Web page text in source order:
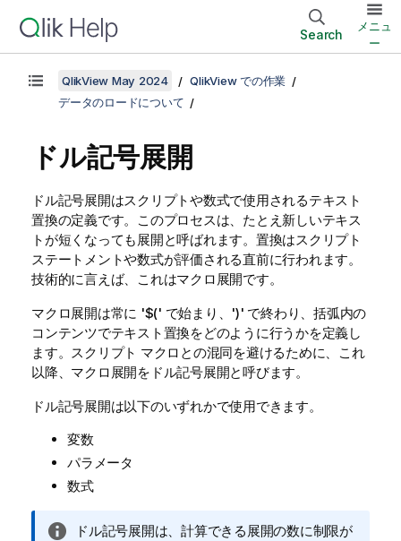
Search
メニュ
ー
QlikView May 2024
QlikView での作業
データのロードについて
ドル記号展開
ドル記号展開はスクリプトや数式で使用されるテキスト
置換の定義です。このプロセスは、たとえ新しいテキス
トが短くなっても展開と呼ばれます。置換はスクリプト
ステートメントや数式が評価される直前に行われます。
技術的に言えば、これはマクロ展開です。
マクロ展開は常に '$(' で始まり、')' で終わり、括弧内の
コンテンツでテキスト置換をどのように行うかを定義し
ます。スクリプト マクロとの混同を避けるために、これ
以降、マクロ展開をドル記号展開と呼びます。
ドル記号展開は以下のいずれかで使用できます。
変数
パラメータ
数式
情
ドル記号展開は、計算できる展開の数に制限が